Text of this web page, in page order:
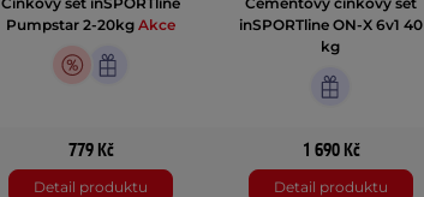
Pumpstar 2-20kg Akce
inSPORTline ON-X 6v1 40
kg
779 Kč
Detail produktu
1 690 Kč
Detail produktu